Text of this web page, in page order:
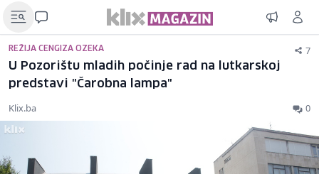
REŽIJA CENGIZA OZEKA 7
U Pozorištu mladih počinje rad na lutkarskoj
predstavi "Čarobna lampa"
Klix.ba 0